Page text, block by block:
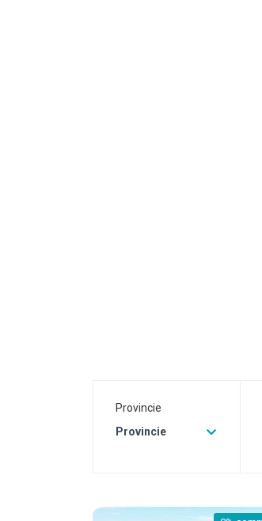
Provincie
Provincie